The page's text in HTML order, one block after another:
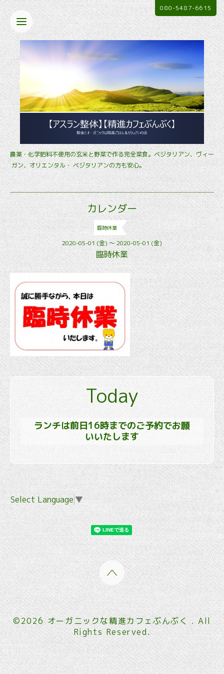
農薬・化学肥料不使用の玄米と野菜で作る完全菜食。ベジタリアン、ヴィー
ガン、オリエンタル・ ベジタリアンの方も安心。
080-5487-6615
カレンダー
臨時休業
2020-05-01 (金) ～ 2020-05-01 (金)
臨時休業
Today
ランチは前日16時までのご予約でお願
いいたします
Select Language▼
©2026オーガニックな精進カフェぶんぶく . All
Rights Reserved.